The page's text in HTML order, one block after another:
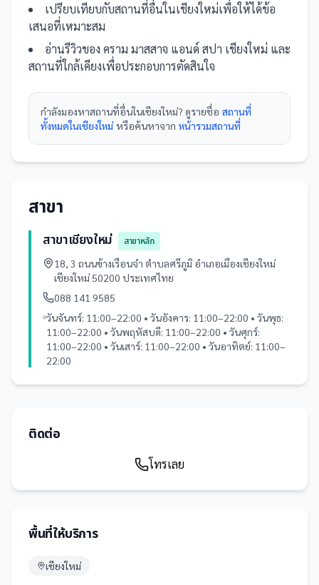
เปรียบเทียบกับสถานที่อื่นในเชียงใหม่เพื่อให้ได้ข้อ
เสนอที่เหมาะสม
อ่านรีวิวของ คราม มาสสาจ แอนด์ สปา เชียงใหม่ และ
สถานที่ใกล้เคียงเพื่อประกอบการตัดสินใจ
กำลังมองหาสถานที่อื่นในเชียงใหม่? ดูรายชื่อ สถานที่
ทั้งหมดในเชียงใหม่ หรือค้นหาจาก หน้ารวมสถานที่
สาขา
สาขาเชียงใหม่
สาขาหลัก
18, 3 ถนนข้างเรือนจำ ตำบลศรีภูมิ อำเภอเมืองเชียงใหม่
เชียงใหม่ 50200 ประเทศไทย
088 141 9585
วันจันทร์: 11:00–22:00 • วันอังคาร: 11:00–22:00 • วันพุธ:
11:00–22:00 • วันพฤหัสบดี: 11:00–22:00 • วันศุกร์:
11:00–22:00 • วันเสาร์: 11:00–22:00 • วันอาทิตย์: 11:00–
22:00
ติดต่อ
โทรเลย
พื้นที่ให้บริการ
เชียงใหม่